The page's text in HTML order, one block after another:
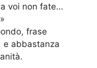
voi non fate…
frase
e abbastanza